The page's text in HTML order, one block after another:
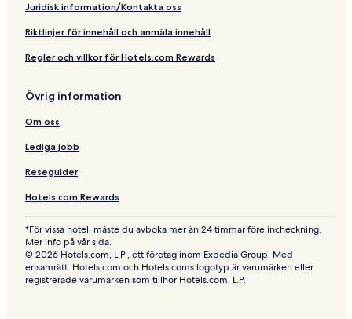
Juridisk information/Kontakta oss
Riktlinjer för innehåll och anmäla innehåll
Regler och villkor för Hotels.com Rewards
Övrig information
Om oss
Lediga jobb
Reseguider
Hotels.com Rewards
*För vissa hotell måste du avboka mer än 24 timmar före incheckning.
Mer info på vår sida.
© 2026 Hotels.com, L.P., ett företag inom Expedia Group. Med
ensamrätt. Hotels.com och Hotels.coms logotyp är varumärken eller
registrerade varumärken som tillhör Hotels.com, L.P.